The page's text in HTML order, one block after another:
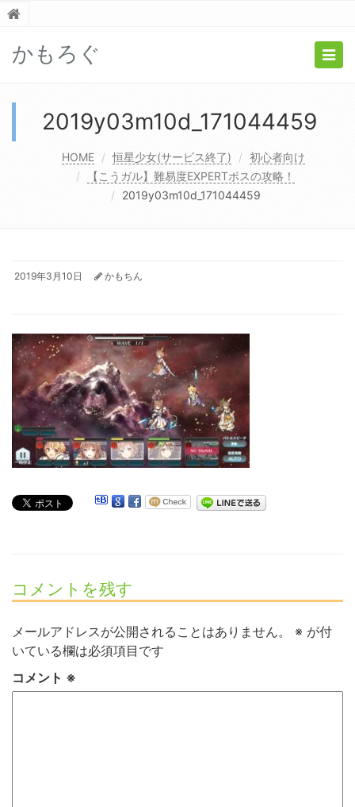
かもろぐ
2019y03m10d_171044459
HOME 恒星少女(サービス終了)
初心者向け
【こうガル】難易度EXPERTボスの攻略！
2019y03m10d_171044459
2019年3月10日 かもちん
コメントを残す
メールアドレスが公開されることはありません。 ※ が付
いている欄は必須項目です
コメント ※